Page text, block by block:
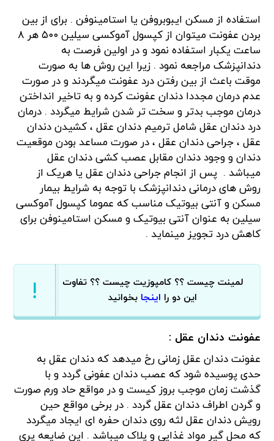
استفاده از مسکن ایبوبروفن یا استامینوفن . برای از بین
بردن عفونت میتوان از کپسول آموکسی سیلین ۵۰۰ هر ۸
ساعت یکبار استفاده نمود و در اولین فرصت به
دندانپزشک مراجعه نمود . زیرا این روش ها به صورت
موقت باعث از بین رفتن درد عفونت میگردند و در صورت
عدم درمان مجددا دندان عفونت کرده و به تاخیر انداختن
درمان موجب بدتر و سخت تر شدن شرایط میگردد . درمان
درد دندان عقل شامل ترمیم دندان عقل ، کشیدن دندان
عقل ، جراحی دندان عقل ، در صورت مساعد بودن موقعیت
دندان و وجود دندان مقابل عصب کشی دندان عقل
میباشد . پس از انجام جراحی دندان عقل یا هریک از
روش های درمانی دندانپزشک با توجه به شرایط بیمار
مسکن و آنتی بیوتیک مناسب که عموما کپسول آموکسی
سیلین به عنوان آنتی بیوتیک و مسکن استامینوفن برای
کاهش درد تجویز مینماید .
لمینت چیست ؟؟ کامپوزیت چیست ؟؟ تفاوت
این دو را اینجا بخوانید
عفونت دندان عقل :
عفونت دندان عقل زمانی رخ میدهد که دندان عقل به
حدی پوسیده شود که عصب دندان عفونی گردد و با
گذشت زمان موجب بروز کیست و در مواقع حاد ورم صورت
و گردن اطراف دندان عقل گردد . در برخی مواقع حین
رویش دندان عقل لثه روی دندان حفره ای ایجاد میگردد
که محل گیر مواد غذایی و پلاک میباشد . این ضایعه پری